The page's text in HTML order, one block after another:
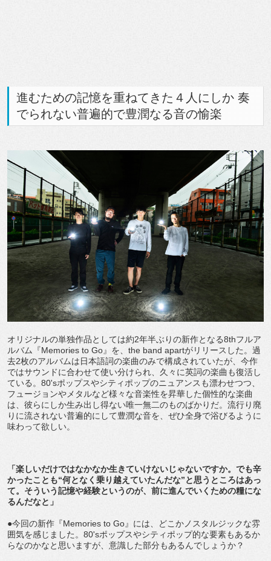
進むための記憶を重ねてきた４人にしか 奏
でられない普遍的で豊潤なる音の愉楽
オリジナルの単独作品としては約2年半ぶりの新作となる8thフルア
ルバム『Memories to Go』を、the band apartがリリースした。過
去2枚のアルバムは日本語詞の楽曲のみで構成されていたが、今作
ではサウンドに合わせて使い分けられ、久々に英詞の楽曲も復活し
ている。80'sポップスやシティポップのニュアンスも漂わせつつ、
フュージョンやメタルなど様々な音楽性を昇華した個性的な楽曲
は、彼らにしか生み出し得ない唯一無二のものばかりだ。流行り廃
りに流されない普遍的にして豊潤な音を、ぜひ全身で浴びるように
味わって欲しい。
「楽しいだけではなかなか生きていけないじゃないですか。でも辛
かったことも“何となく乗り越えていたんだな”と思うところはあっ
て。そういう記憶や経験というのが、前に進んでいくための糧にな
るんだなと」
●今回の新作『Memories to Go』には、どこかノスタルジックな雰
囲気を感じました。80'sポップスやシティポップ的な要素もあるか
らなのかなと思いますが、意識した部分もあるんでしょうか？